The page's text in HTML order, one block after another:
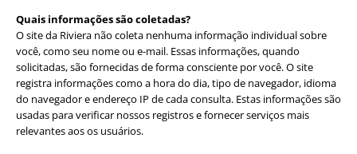
Quais informações são coletadas?
O site da Riviera não coleta nenhuma informação individual sobre
você, como seu nome ou e-mail. Essas informações, quando
solicitadas, são fornecidas de forma consciente por você. O site
registra informações como a hora do dia, tipo de navegador, idioma
do navegador e endereço IP de cada consulta. Estas informações são
usadas para verificar nossos registros e fornecer serviços mais
relevantes aos os usuários.